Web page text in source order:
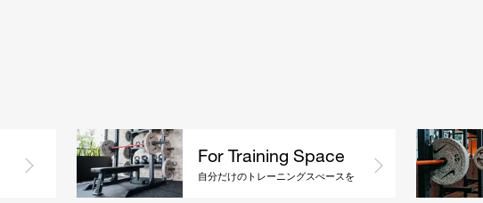
For Training Space
自分だけのトレーニングスぺースを